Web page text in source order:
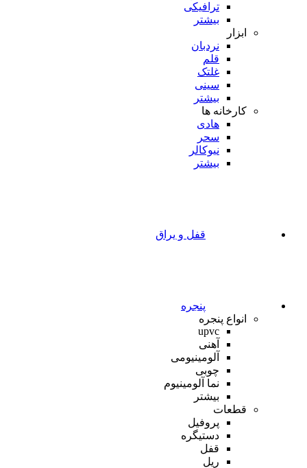
ترافیکی
بیشتر
ابزار
نردبان
قلم
غلتک
سینی
بیشتر
کارخانه ها
هادی
سحر
نیوکالر
بیشتر
قفل و یراق
پنجره
انواع پنجره
upvc
آهنی
آلومینیومی
چوبی
نما آلومینیوم
بیشتر
قطعات
پروفیل
دستیگره
قفل
ریل